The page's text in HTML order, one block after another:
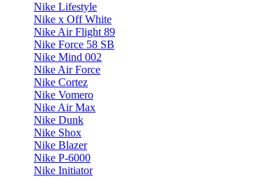
Nike Lifestyle
Nike x Off White
Nike Air Flight 89
Nike Force 58 SB
Nike Mind 002
Nike Air Force
Nike Cortez
Nike Vomero
Nike Air Max
Nike Dunk
Nike Shox
Nike Blazer
Nike P-6000
Nike Initiator